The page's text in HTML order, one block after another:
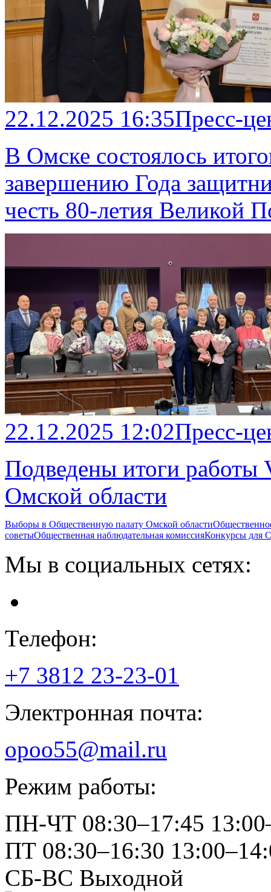
22.12.2025 16:35Пресс-
В Омске состоялось
завершению Года
честь 80‑летия Великой
22.12.2025 12:02Пресс-
Подведены итоги работы
Омской области
Выборы в Общественную палату Омской области
советыОбщественная наблюдательная комиссияКонкурсы
Мы в социальных сетях:
Телефон:
+7 3812 23-23-01
Электронная почта:
opoo55@mail.ru
Режим работы:
ПН-ЧТ 08:30–17:45
ПТ 08:30–16:30
СБ-ВС Выходной